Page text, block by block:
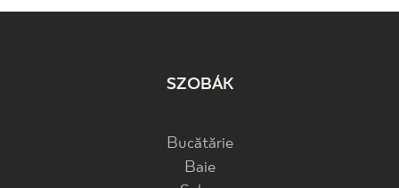
SZOBÁK
Bucătărie
Baie